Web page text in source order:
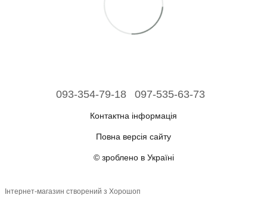
093-354-79-18 097-535-63-73
Контактна інформація
Повна версія сайту
© зроблено в Україні
Інтернет-магазин створений з Хорошоп